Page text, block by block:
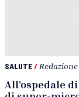
SALUTE/ Redazione
All’ospedale